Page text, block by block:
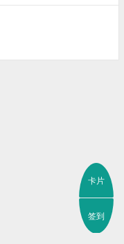
卡片
签到